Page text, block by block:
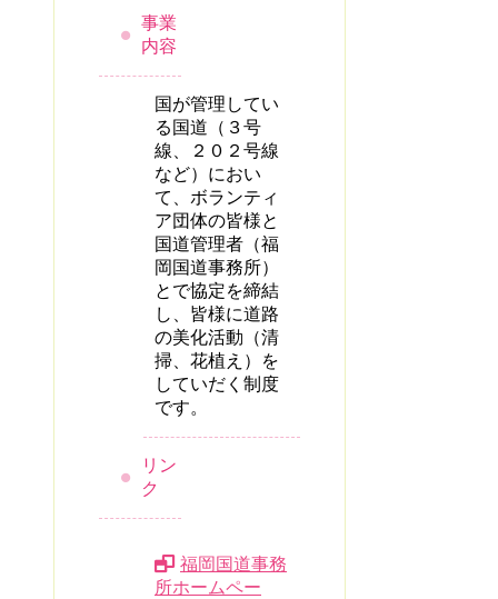
事業
内容
国が管理してい
る国道（３号
線、２０２号線
など）におい
て、ボランティ
ア団体の皆様と
国道管理者（福
岡国道事務所）
とで協定を締結
し、皆様に道路
の美化活動（清
掃、花植え）を
していだく制度
です。
リン
ク
福岡国道事務
所ホームペー